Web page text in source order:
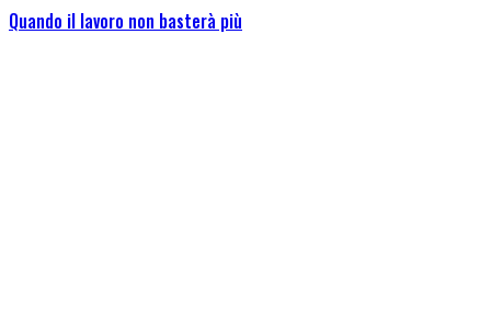
Quando il lavoro non basterà più